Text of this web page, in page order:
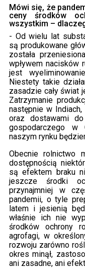
Mówi się, że
ceny środków
wszystkim –
- Od wielu lat
są produkowane
została
wpływem nacisków
jest
Niestety takie
zasadzie cały świat
Zatrzymanie
następnie w
oraz dostawami
gospodarczego w
naszym rynku
Obecnie rolnictwo
dostępnością
są efektem braku
jeszcze środki
przynajmniej w
pandemii, o tyle
latem i jesienią
właśnie ich nie
środków ochrony
agrofagi, w
rozwoju zarówno
okres minął,
ani zasadne, ani